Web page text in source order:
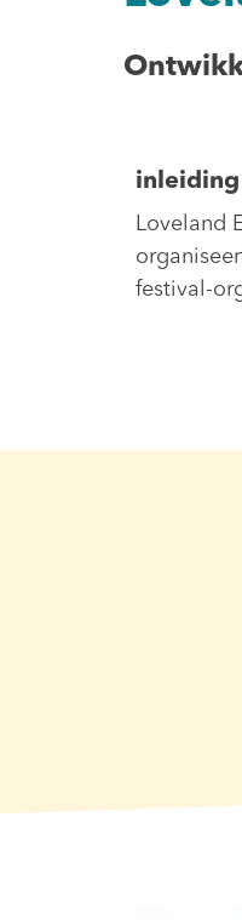
inleiding
Loveland
festival-